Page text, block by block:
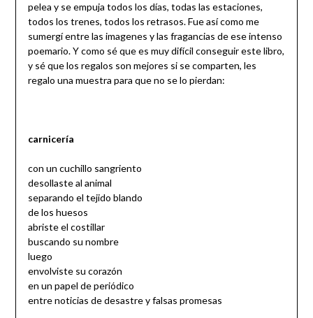
pelea y se empuja todos los días, todas las estaciones,
todos los trenes, todos los retrasos. Fue así como me
sumergí entre las imagenes y las fragancias de ese intenso
poemario. Y como sé que es muy difícil conseguir este libro,
y sé que los regalos son mejores si se comparten, les
regalo una muestra para que no se lo pierdan:
carnicería
con un cuchillo sangriento
desollaste al animal
separando el tejido blando
de los huesos
abriste el costillar
buscando su nombre
luego
envolviste su corazón
en un papel de periódico
entre noticias de desastre y falsas promesas